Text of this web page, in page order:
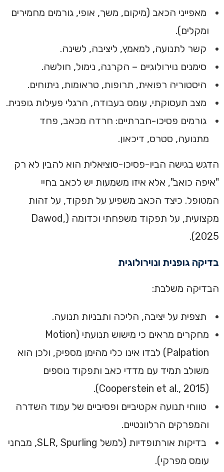
מאפייני הכאב (מיקום, משך, אופי, גורמים מחמירים
ומקלים).
קשר לתנועה, למאמץ, ליציבה, לשינה.
סימנים נוירולוגיים – הקרנה, נימול, חולשה.
היסטוריה רפואית, תרופות, טראומות, ניתוחים.
מצב תעסוקתי, עומס בעבודה, הרגלי פעילות גופנית.
גורמים פסיכו-חברתיים: חרדה מכאב, פחד
מתנועה, סטרס, דיכאון.
הדגש בגישה הביו-פסיכו-סוציאלית הוא להבין לא רק
"איפה כואב", אלא איזו משמעות יש לכאב בחיי
המטופל. כיצד הכאב משפיע על תפקוד, על זהות
מקצועית, על תפקוד משפחתי וכדומה (Dawod,
2025).
בדיקה גופנית ונוירולוגית
הבדיקה משלבת:
תצפית על יציבה, הליכה ותבניות תנועה.
מחקרים מראים כי מישוש תנועתי (Motion
Palpation) לבדו אינו כלי מהימן מספיק, ולכן הוא
משולב תמיד עם מדדי כאב ותפקוד נוספים
(
Cooperstein et al., 2015
).
טווחי תנועה אקטיביים ופסיביים של עמוד השדרה
והמפרקים הרלוונטיים.
בדיקות אורתופדיות (למשל SLR, Spurling, מבחני
עומס מפרקי).